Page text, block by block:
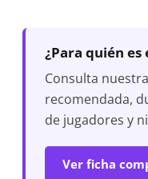
¿Para quién es
Consulta
recomendada,
de jugadores y
Ver ficha